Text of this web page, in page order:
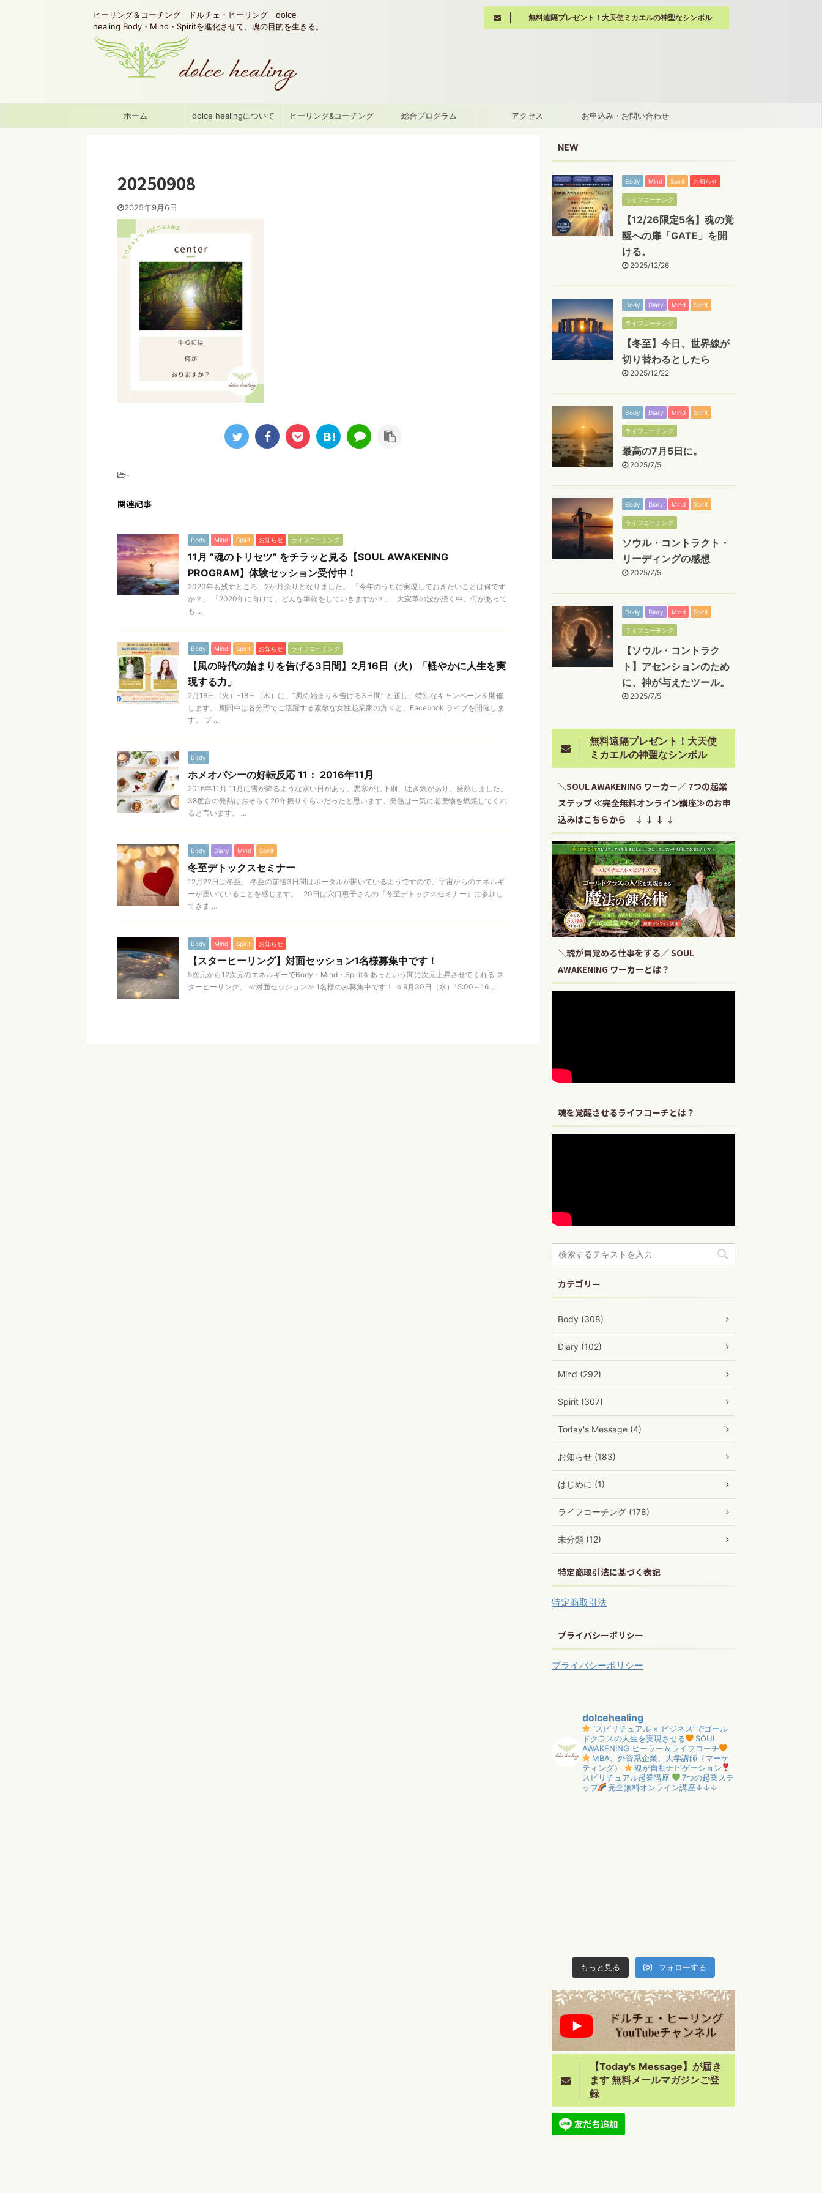
ヒーリング＆コーチング ドルチェ・ヒーリング dolce
healing Body・Mind・Spiritを進化させて、魂の目的を生きる。
無料遠隔プレゼント！大天使ミカエルの神聖なシンボル
ホーム dolce healingについて ヒーリング&コーチング 総合プログラム アクセス お申込み・お問い合わせ
20250908
2025年9月6日
-
関連記事
Body Mind Spirit お知らせ ライフコーチング
11月 ”魂のトリセツ” をチラッと見る【SOUL AWAKENING
PROGRAM】体験セッション受付中！
2020年も残すところ、2か月余りとなりました。 「今年のうちに実現しておきたいことは何です
か？」 「2020年に向けて、どんな準備をしていきますか？」 大変革の波が続く中、何があって
も ...
Body Mind Spirit お知らせ ライフコーチング
【風の時代の始まりを告げる3日間】2月16日（火）「軽やかに人生を実
現する力」
2月16日（火）-18日（木）に、”風の始まりを告げる3日間” と題し、特別なキャンペーンを開催
します。 期間中は各分野でご活躍する素敵な女性起業家の方々と、Facebook ライブを開催しま
す。 プ ...
Body
ホメオパシーの好転反応 11： 2016年11月
2016年11月 11月に雪が降るような寒い日があり、悪寒がし下痢、吐き気があり、発熱しました。
38度台の発熱はおそらく20年振りくらいだったと思います。発熱は一気に老廃物を燃焼してくれ
ると言います。 ...
Body Diary Mind Spirit
冬至デトックスセミナー
12月22日は冬至。 冬至の前後3日間はポータルが開いているようですので、宇宙からのエネルギ
ーが届いていることを感じます。 20日は穴口恵子さんの『冬至デトックスセミナー』に参加し
てきま ...
Body Mind Spirit お知らせ
【スターヒーリング】対面セッション1名様募集中です！
5次元から12次元のエネルギーでBody・Mind・Spiritをあっという間に次元上昇させてくれる ス
ターヒーリング。 ≪対面セッション≫ 1名様のみ募集中です！ ☆9月30日（水）15:00～16 ...
NEW
Body Mind Spirit お知らせ
ライフコーチング
【12/26限定5名】魂の覚
醒への扉「GATE」を開
ける。
2025/12/26
Body Diary Mind Spirit
ライフコーチング
【冬至】今日、世界線が
切り替わるとしたら
2025/12/22
Body Diary Mind Spirit
ライフコーチング
最高の7月5日に。
2025/7/5
Body Diary Mind Spirit
ライフコーチング
ソウル・コントラクト・
リーディングの感想
2025/7/5
Body Diary Mind Spirit
ライフコーチング
【ソウル・コントラク
ト】アセンションのため
に、神が与えたツール。
2025/7/5
無料遠隔プレゼント！大天使
ミカエルの神聖なシンボル
＼SOUL AWAKENING ワーカー／ 7つの起業
ステップ ≪完全無料オンライン講座≫のお申
込みはこちらから ↓ ↓ ↓ ↓
＼魂が目覚める仕事をする／ SOUL
AWAKENING ワーカーとは？
魂を覚醒させるライフコーチとは？
カテゴリー
Body (308)
Diary (102)
Mind (292)
Spirit (307)
Today's Message (4)
お知らせ (183)
はじめに (1)
ライフコーチング (178)
未分類 (12)
特定商取引法に基づく表記
特定商取引法
プライバシーポリシー
プライバシーポリシー
dolcehealing
"スピリチュアル × ビジネス”でゴール
ドクラスの人生を実現させる
SOUL
AWAKENING ヒーラー＆ライフコーチ
MBA、外資系企業、大学講師（マーケ
ティング）
魂が自動ナビゲーション
スピリチュアル起業講座
7つの起業ステ
ップ
完全無料オンライン講座↓↓↓
もっと見る フォローする
【Today's Message】が届き
ます 無料メールマガジンご登
録